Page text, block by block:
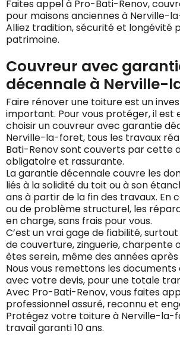
Faites appel à Pro-Bati-Renov,
pour maisons anciennes à Nerville-
Alliez tradition, sécurité et longévité
patrimoine.
Couvreur avec
décennale à Nerville-
Faire rénover une toiture est un
important. Pour vous protéger, il est
choisir un couvreur avec garantie
Nerville-la-foret, tous les travaux
Bati-Renov sont couverts par cette
obligatoire et rassurante.
La garantie décennale couvre les
liés à la solidité du toit ou à son
ans à partir de la fin des travaux. En
ou de problème structurel, les
en charge, sans frais pour vous.
C’est un vrai gage de fiabilité,
de couverture, zinguerie, charpente
êtes serein, même des années
Nous vous remettons les documents
avec votre devis, pour une totale
Avec Pro-Bati-Renov, vous faites
professionnel assuré, reconnu et
Protégez votre toiture à Nerville-la-
travail garanti 10 ans.